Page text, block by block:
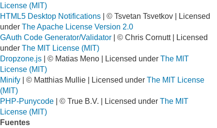
License (MIT)
HTML5 Desktop Notifications | © Tsvetan Tsvetkov | Licensed
under The Apache License Version 2.0
GAuth Code Generator/Validator | © Chris Cornutt | Licensed
under The MIT License (MIT)
Dropzone.js | © Matias Meno | Licensed under The MIT
License (MIT)
Minify | © Matthias Mullie | Licensed under The MIT License
(MIT)
PHP-Punycode | © True B.V. | Licensed under The MIT
License (MIT)
Fuentes